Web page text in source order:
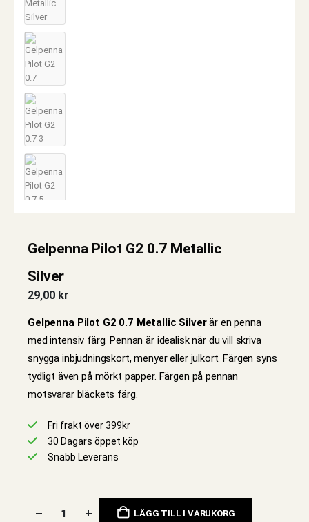
Gelpenna Pilot G2 0.7 Metallic
Silver
29,00 kr
Gelpenna Pilot G2 0.7 Metallic Silverär en penna
med intensiv färg. Pennan är idealisk när du vill skriva
snygga inbjudningskort, menyer eller julkort. Färgen syns
tydligt även på mörkt papper. Färgen på pennan
motsvarar bläckets färg.
Fri frakt över 399kr
30 Dagars öppet köp
Snabb Leverans
LÄGG TILL I VARUKORG